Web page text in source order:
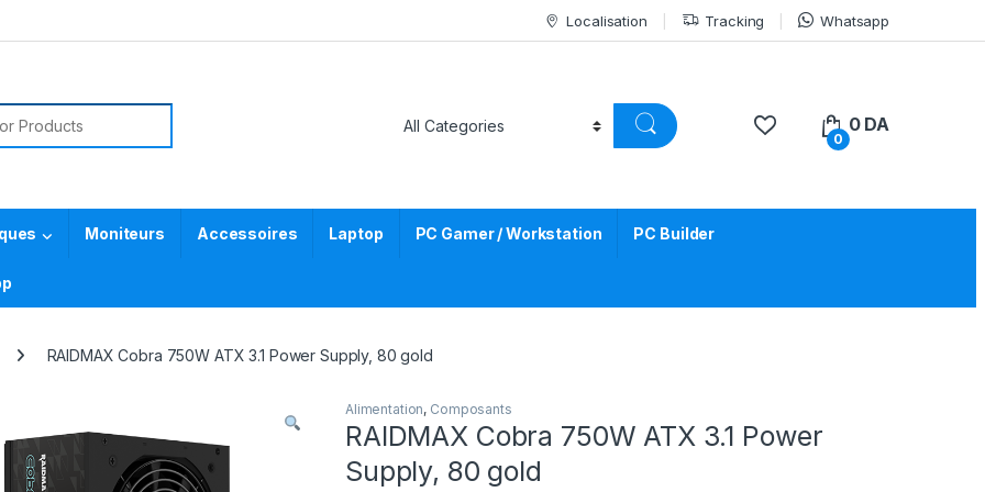
Localisation Tracking Whatsapp
0
0DA
Moniteurs Accessoires Laptop PC Gamer / Workstation PC Builder
RAIDMAX Cobra 750W ATX 3.1 Power Supply, 80 gold
Alimentation, Composants
RAIDMAX Cobra 750W ATX 3.1 Power
Supply, 80 gold